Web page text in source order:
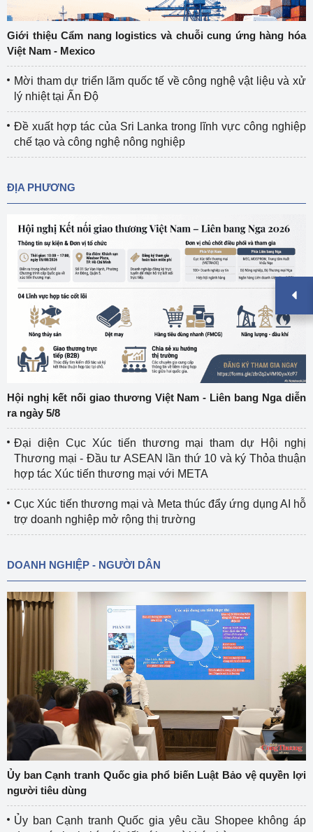
Giới thiệu Cẩm nang logistics và chuỗi cung ứng hàng hóa
Việt Nam - Mexico
Mời tham dự triển lãm quốc tế về công nghệ vật liệu và xử
lý nhiệt tại Ấn Độ
Đề xuất hợp tác của Sri Lanka trong lĩnh vực công nghiệp
chế tạo và công nghệ nông nghiệp
ĐỊA PHƯƠNG
Hội nghị kết nối giao thương Việt Nam - Liên bang Nga diễn
ra ngày 5/8
Đại diện Cục Xúc tiến thương mại tham dự Hội nghị
Thương mại - Đầu tư ASEAN lần thứ 10 và ký Thỏa thuận
hợp tác Xúc tiến thương mại với META
Cục Xúc tiến thương mại và Meta thúc đẩy ứng dụng AI hỗ
trợ doanh nghiệp mở rộng thị trường
DOANH NGHIỆP - NGƯỜI DÂN
Ủy ban Cạnh tranh Quốc gia phổ biến Luật Bảo vệ quyền lợi
người tiêu dùng
Ủy ban Cạnh tranh Quốc gia yêu cầu Shopee không áp